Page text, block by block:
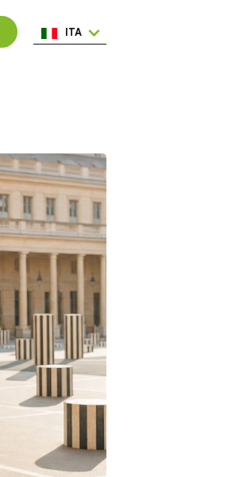
ITA